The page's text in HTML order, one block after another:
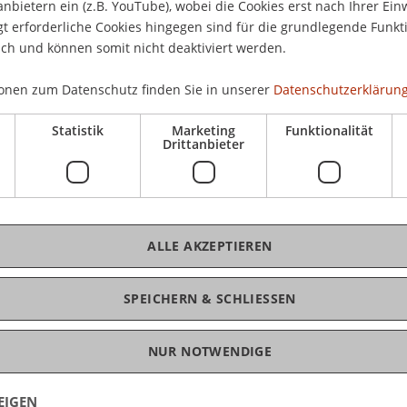
die Gemeinden hinaus. In vier Kulturhäusern
gearbeitet. Ziel ist die Wahrnehmung
Bausubstanz in Liechtenstein. Wir wollen
des Weiterbauens wecken und ein
ermöglichen und fordern: ein
Verbinden und Aufwerten von Bestehendem,
Akteur:iinen geführt - mit Maria Kaiser-Eberle,
Roman Banzer.
ein (z.B. YouTube), wobei die Cookies erst nach Ihrer
erforderliche Cookies hingegen sind für die grundlegende
und können somit nicht deaktiviert werden.
zum Datenschutz finden Sie in unserer
Statistik Marketing
Drittanbieter
Funktionalität
SPEICHERN & SCHLIESSEN
ALLE AKZEPTIEREN
NUR NOTWENDIGE